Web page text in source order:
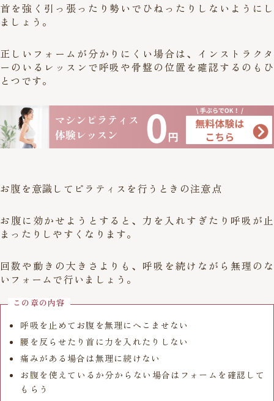
首を強く引っ張ったり勢いでひねったりしないようにし
ましょう。
正しいフォームが分かりにくい場合は、インストラクタ
ーのいるレッスンで呼吸や骨盤の位置を確認するのもひ
とつです。
お腹を意識してピラティスを行うときの注意点
お腹に効かせようとすると、力を入れすぎたり呼吸が止
まったりしやすくなります。
回数や動きの大きさよりも、呼吸を続けながら無理のな
いフォームで行いましょう。
この章の内容
呼吸を止めてお腹を無理にへこませない
腰を反らせたり首に力を入れたりしない
痛みがある場合は無理に続けない
お腹を使えているか分からない場合はフォームを確認して
もらう